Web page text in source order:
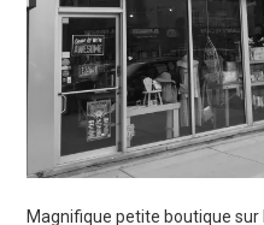
Magnifique petite boutique sur